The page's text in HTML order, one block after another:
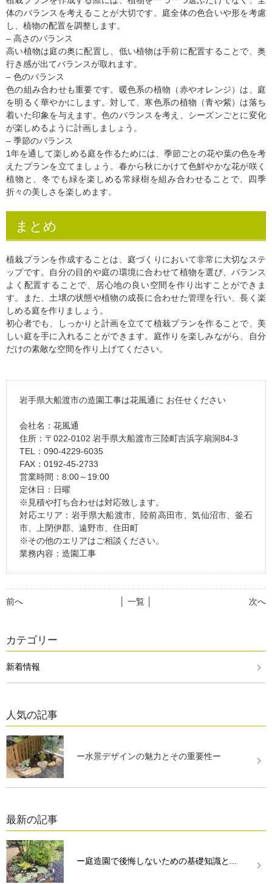
体のバランスを考えることが大切です。庭全体の色合いや形を考慮
し、植物の配置を調整します。
– 高さのバランス
高い植物は庭の奥に配置し、低い植物は手前に配置することで、奥
行き感が出てバランスが取れます。
– 色のバランス
色の組み合わせも重要です。暖色系の植物（赤やオレンジ）は、庭
を明るく華やかにします。対して、寒色系の植物（青や紫）は落ち
着いた印象を与えます。色のバランスを考え、シーズンごとに変化
が楽しめるように計画しましょう。
– 季節のバランス
1年を通して楽しめる庭を作るためには、季節ごとの花や葉の色を考
えたプランを立てましょう。春から秋にかけて色鮮やかな花が咲く
植物と、冬でも緑を楽しめる常緑樹を組み合わせることで、四季
折々の美しさを楽しめます。
まとめ
植栽プランを作成することは、庭づくりにおいて非常に大切なステ
ップです。自分の目的や庭の環境に合わせて植物を選び、バランス
よく配置することで、居心地の良い空間を作り出すことができま
す。また、土壌の状態や植物の成長に合わせた管理を行い、長く楽
しめる庭を作りましょう。
初心者でも、しっかりと計画を立てて植栽プランを作ることで、美
しい庭を手に入れることができます。庭作りを楽しみながら、自分
だけの素敵な空間を作り上げてください。
岩手県大船渡市の造園工事は花風通に お任せください
会社名：花風通
住所：〒022-0102 岩手県大船渡市三陸町吉浜字扇洞84-3
TEL：090-4229-6035
FAX：0192-45-2733
営業時間：8:00～19:00
定休日：日曜
※見積や打ち合わせは対応致します。
対応エリア：岩手県大船渡市、陸前高田市、気仙沼市、釜石
市、上閉伊郡、遠野市、住田町
※その他のエリアはご相談ください。
業務内容：造園工事
前へ 次へ
│ 一覧 │
カテゴリー
新着情報
人気の記事
ー水景デザインの魅力とその重要性ー
最新の記事
ー庭造園で後悔しないための基礎知識と...